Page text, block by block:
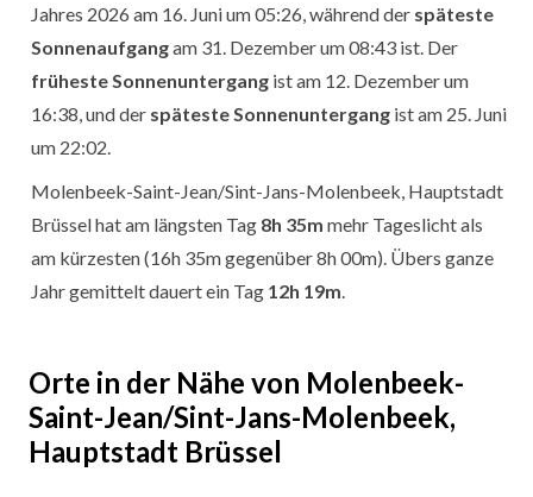
Jahres 2026 am 16. Juni um 05:26, während der späteste
Sonnenaufgangam 31. Dezember um 08:43 ist. Der
früheste Sonnenuntergang ist am 12. Dezember um
16:38, und der späteste Sonnenuntergang ist am 25. Juni
um 22:02.
Molenbeek-Saint-Jean/Sint-Jans-Molenbeek, Hauptstadt
Brüssel hat am längsten Tag 8h 35m mehr Tageslicht als
am kürzesten (16h 35m gegenüber 8h 00m). Übers ganze
Jahr gemittelt dauert ein Tag 12h 19m
Orte in der Nähe von Molenbeek-
Saint-Jean/Sint-Jans-Molenbeek,
Hauptstadt Brüssel